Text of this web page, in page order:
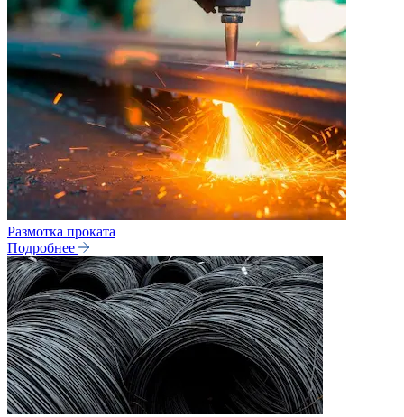
Размотка проката
Подробнее